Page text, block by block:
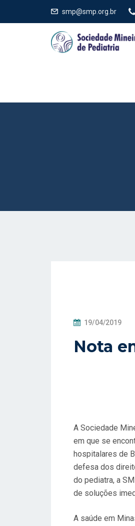
smp@smp.org.br
P
S
M
19/04/2019
Nota
A Sociedade
em que se
hospitalares de
defesa dos
do pediatra, a
de soluções
A saúde em